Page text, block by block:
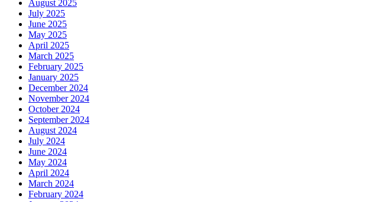
August 2025
July 2025
June 2025
May 2025
April 2025
March 2025
February 2025
January 2025
December 2024
November 2024
October 2024
September 2024
August 2024
July 2024
June 2024
May 2024
April 2024
March 2024
February 2024